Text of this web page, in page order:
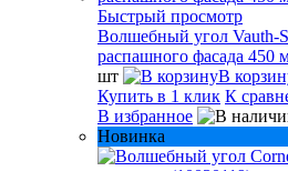
Быстрый просмотр
Волшебный угол Vauth-
распашного фасада 450
шт
В
Купить в 1 клик К
В избранное
Новинка